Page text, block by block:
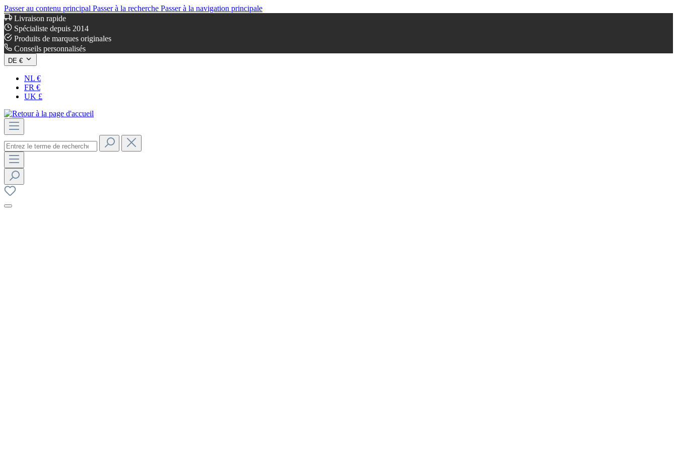
Passer au contenu principal Passer à la recherche Passer à la navigation principale
Livraison rapide
Spécialiste depuis 2014
Produits de marques originales
Conseils personnalisés
DE €
NL €
FR €
UK £